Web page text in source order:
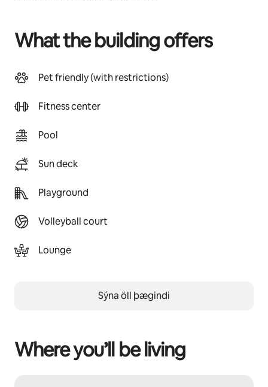
What the building offers
Pet friendly (with restrictions)
Fitness center
Pool
Sun deck
Playground
Volleyball court
Lounge
Sýna öll þægindi
Where you’ll be living